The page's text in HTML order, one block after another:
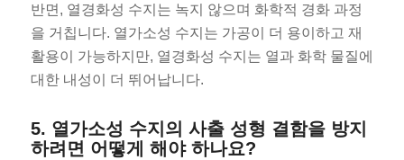
반면, 열경화성 수지는 녹지 않으며 화학적 경화 과정
을 거칩니다. 열가소성 수지는 가공이 더 용이하고 재
활용이 가능하지만, 열경화성 수지는 열과 화학 물질에
대한 내성이 더 뛰어납니다.
5. 열가소성 수지의 사출 성형 결함을 방지
하려면 어떻게 해야 하나요?